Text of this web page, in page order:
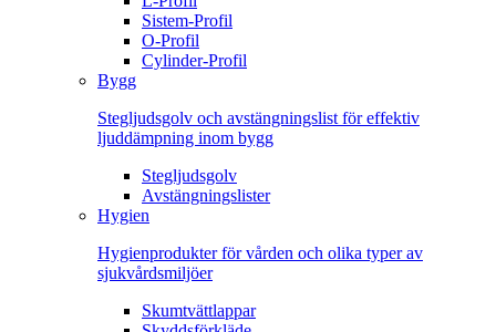
Sistem-Profil
O-Profil
Cylinder-Profil
Bygg
Stegljudsgolv och avstängningslist för effektiv
ljuddämpning inom bygg
Stegljudsgolv
Avstängningslister
Hygien
Hygienprodukter för vården och olika typer av
sjukvårdsmiljöer
Skumtvättlappar